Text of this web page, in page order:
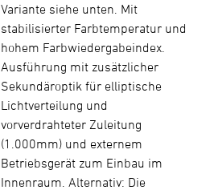
Variante siehe unten. Mit
stabilisierter Farbtemperatur und
hohem Farbwiedergabeindex.
Ausführung mit zusätzlicher
Sekundäroptik für elliptische
Lichtverteilung und
vorverdrahteter Zuleitung
(1.000mm) und externem
Betriebsgerät zum Einbau im
Innenraum. Alternativ: Die